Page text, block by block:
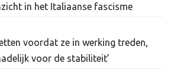
in het Italiaanse fascisme
voordat ze in werking treden,
voor de stabiliteit’